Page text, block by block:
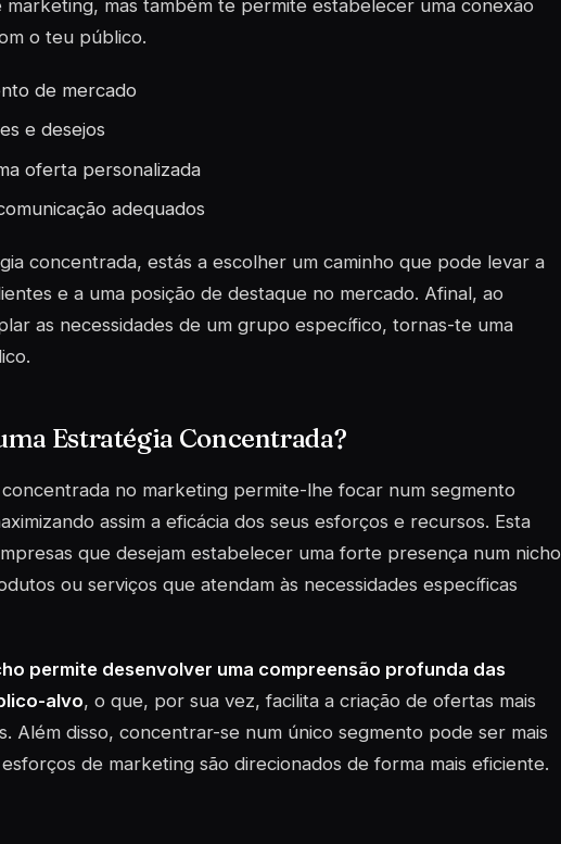
marketing, mas também te permite estabelecer uma conexão
o teu público.
de mercado
e desejos
oferta personalizada
adequados
concentrada, estás a escolher um caminho que pode levar a
e a uma posição de destaque no mercado. Afinal, ao
as necessidades de um grupo específico, tornas-te uma
Estratégia Concentrada?
no marketing permite-lhe focar num segmento
assim a eficácia dos seus esforços e recursos. Esta
que desejam estabelecer uma forte presença num nicho
ou serviços que atendam às necessidades específicas
permite desenvolver uma compreensão profunda das
alvo, o que, por sua vez, facilita a criação de ofertas mais
Além disso, concentrar-se num único segmento pode ser mais
de marketing são direcionados de forma mais eficiente.